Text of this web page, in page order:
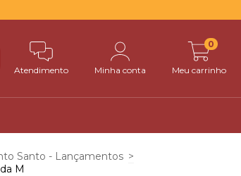
Atendimento Minha conta Meu carrinho
0
Santo - Lançamentos >
M